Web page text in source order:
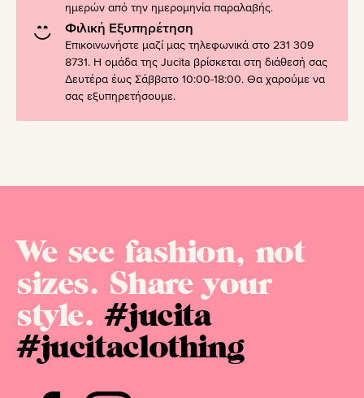
ημερών από την ημερομηνία παραλαβής.
Φιλική Εξυπηρέτηση
Επικοινωνήστε μαζί μας τηλεφωνικά στο 231 309
8731. Η ομάδα της Jucita βρίσκεται στη διάθεσή σας
Δευτέρα έως Σάββατο 10:00-18:00. Θα χαρούμε να
σας εξυπηρετήσουμε.
We see fashion, not
sizes. Share your
style.#jucita
#jucitaclothing